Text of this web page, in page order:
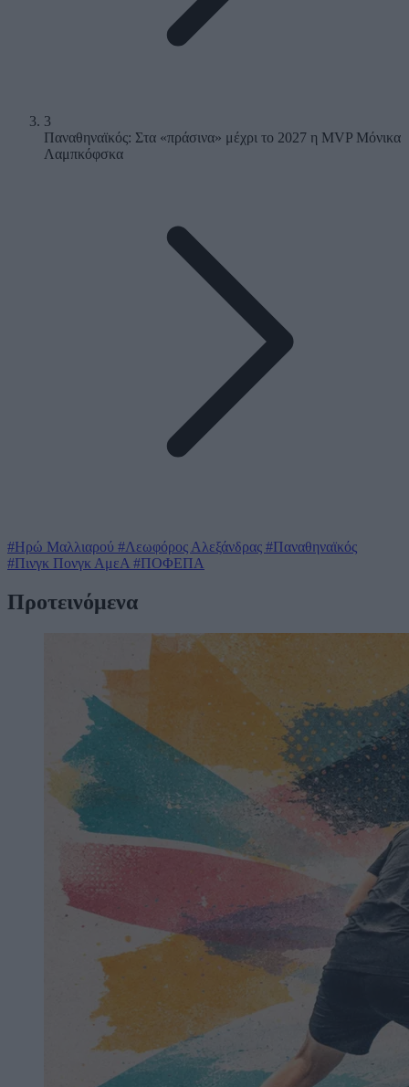
3
Παναθηναϊκός: Στα «πράσινα» μέχρι το 2027 η MVP Μόνικα
Λαμπκόφσκα
#Ηρώ Μαλλιαρού #Λεωφόρος Αλεξάνδρας #Παναθηναϊκός
#Πινγκ Πονγκ ΑμεΑ #ΠΟΦΕΠΑ
Προτεινόμενα